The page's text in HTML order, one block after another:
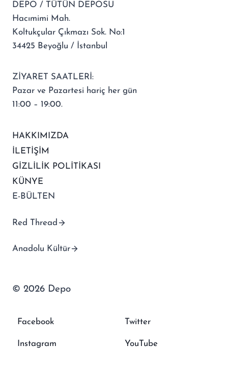
DEPO / TÜTÜN DEPOSU
Hacımimi Mah.
Koltukçular Çıkmazı Sok. No:1
34425 Beyoğlu / İstanbul
ZİYARET SAATLERİ:
Pazar ve Pazartesi hariç her gün
11:00 – 19:00.
HAKKIMIZDA
İLETİŞİM
GİZLİLİK POLİTİKASI
KÜNYE
E-BÜLTEN
Red Thread
Anadolu Kültür
© 2026 Depo
Facebook Twitter
Instagram YouTube